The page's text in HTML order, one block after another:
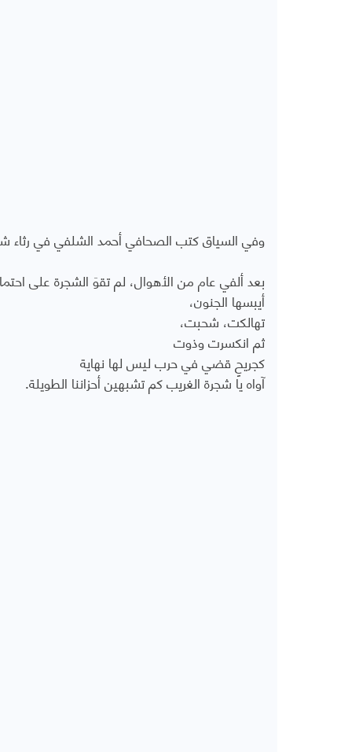
وفي السياق كتب الصحافي أحمد الشلفي في رثاء
بعد ألفي عام من الأهوال، لم تقوَ الشجرة على
أيبسها الجنون،
تهالكت، شحبت،
ثم انكسرت وذوت
كجريحٍ قضي في حرب ليس لها نهاية
آواه يا شجرة الغريب كم تشبهين أحزاننا الطويلة.